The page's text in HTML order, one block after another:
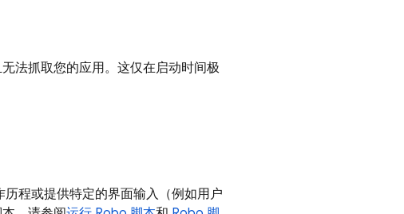
法抓取您的应用。这仅在启动时间极
程或提供特定的界面输入（例如用户